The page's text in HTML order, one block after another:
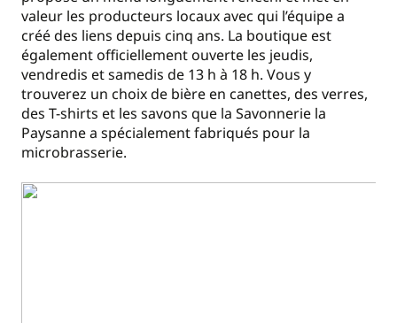
valeur les producteurs locaux avec qui l’équipe a
créé des liens depuis cinq ans. La boutique est
également officiellement ouverte les jeudis,
vendredis et samedis de 13 h à 18 h. Vous y
trouverez un choix de bière en canettes, des verres,
des T-shirts et les savons que la Savonnerie la
Paysanne a spécialement fabriqués pour la
microbrasserie.